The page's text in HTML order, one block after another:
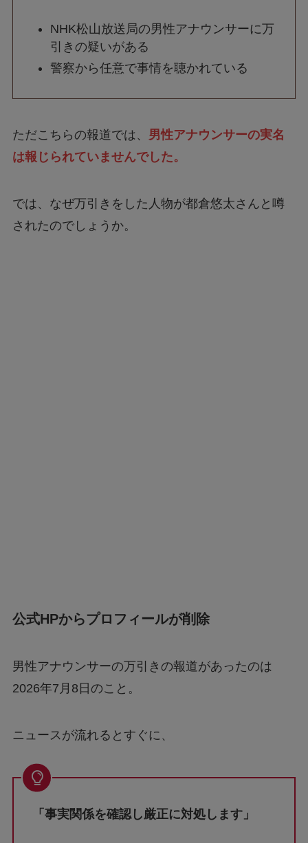
NHK松山放送局の男性アナウンサーに万
引きの疑いがある
警察から任意で事情を聴かれている
ただこちらの報道では、 男性アナウンサーの実名
は報じられていませんでした。
では、なぜ万引きをした人物が都倉悠太さんと噂
されたのでしょうか。
公式HPからプロフィールが削除
男性アナウンサーの万引きの報道があったのは
2026年7月8日のこと。
ニュースが流れるとすぐに、
「事実関係を確認し厳正に対処します」